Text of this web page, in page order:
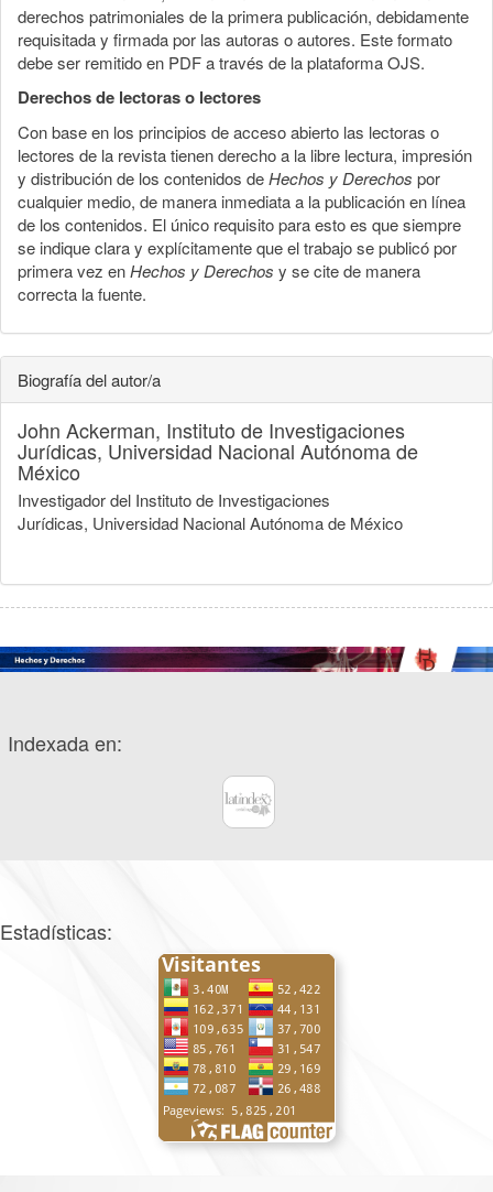
derechos patrimoniales de la primera publicación, debidamente
requisitada y firmada por las autoras o autores. Este formato
debe ser remitido en PDF a través de la plataforma OJS.
Derechos de lectoras o lectores
Con base en los principios de acceso abierto las lectoras o
lectores de la revista tienen derecho a la libre lectura, impresión
y distribución de los contenidos deHechos y Derechos por
cualquier medio, de manera inmediata a la publicación en línea
de los contenidos. El único requisito para esto es que siempre
se indique clara y explícitamente que el trabajo se publicó por
primera vez enHechos y Derechos y se cite de manera
correcta la fuente.
Biografía del autor/a
John Ackerman, Instituto de Investigaciones
Jurídicas, Universidad Nacional Autónoma de
México
Investigador del Instituto de Investigaciones
Jurídicas, Universidad Nacional Autónoma de México
Indexada en:
Estadísticas: